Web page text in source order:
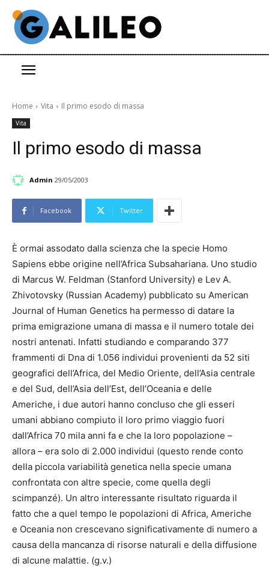
Home Vita Il primo esodo di massa
Vita
Il primo esodo di massa
Admin 29/05/2003
Facebook Twitter
È ormai assodato dalla scienza che la specie Homo
Sapiens ebbe origine nell’Africa Subsahariana. Uno studio
di Marcus W. Feldman (Stanford University) e Lev A.
Zhivotovsky (Russian Academy) pubblicato su American
Journal of Human Genetics ha permesso di datare la
prima emigrazione umana di massa e il numero totale dei
nostri antenati. Infatti studiando e comparando 377
frammenti di Dna di 1.056 individui provenienti da 52 siti
geografici dell’Africa, del Medio Oriente, dell’Asia centrale
e del Sud, dell’Asia dell’Est, dell’Oceania e delle
Americhe, i due autori hanno concluso che gli esseri
umani abbiano compiuto il loro primo viaggio fuori
dall’Africa 70 mila anni fa e che la loro popolazione –
allora – era solo di 2.000 individui (questo rende conto
della piccola variabilità genetica nella specie umana
confrontata con altre specie, come quella degli
scimpanzé). Un altro interessante risultato riguarda il
fatto che a quel tempo le popolazioni di Africa, Americhe
e Oceania non crescevano significativamente di numero a
causa della mancanza di risorse naturali e della diffusione
di alcune malattie. (g.v.)